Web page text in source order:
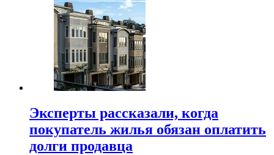
Эксперты рассказали, когда
покупатель жилья обязан оплатить
долги продавца